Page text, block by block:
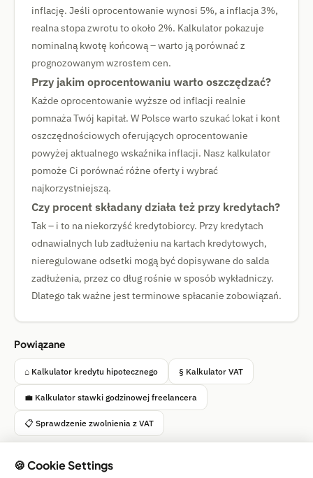
inflację. Jeśli oprocentowanie wynosi 5%, a inflacja 3%,
realna stopa zwrotu to około 2%. Kalkulator pokazuje
nominalną kwotę końcową – warto ją porównać z
prognozowanym wzrostem cen.
Przy jakim oprocentowaniu warto oszczędzać?
Każde oprocentowanie wyższe od inflacji realnie
pomnaża Twój kapitał. W Polsce warto szukać lokat i kont
oszczędnościowych oferujących oprocentowanie
powyżej aktualnego wskaźnika inflacji. Nasz kalkulator
pomoże Ci porównać różne oferty i wybrać
najkorzystniejszą.
Czy procent składany działa też przy kredytach?
Tak – i to na niekorzyść kredytobiorcy. Przy kredytach
odnawialnych lub zadłużeniu na kartach kredytowych,
nieregulowane odsetki mogą być dopisywane do salda
zadłużenia, przez co dług rośnie w sposób wykładniczy.
Dlatego tak ważne jest terminowe spłacanie zobowiązań.
Powiązane
⌂ Kalkulator kredytu hipotecznego § Kalkulator VAT
💼 Kalkulator stawki godzinowej freelancera
📋 Sprawdzenie zwolnienia z VAT
🍪 Cookie Settings